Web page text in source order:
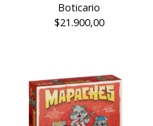
Boticario
$21.900,00